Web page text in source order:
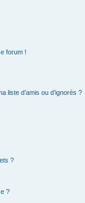
forum !
liste d’amis ou d’ignorés ?
?
?